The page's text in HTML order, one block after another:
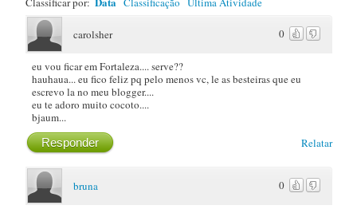
0
carolsher
eu vou ficar em Fortaleza.... serve??
hauhaua... eu fico feliz pq pelo menos vc, le as besteiras que eu
escrevo la no meu blogger....
eu te adoro muito cocoto....
bjaum...
Relatar
Responder
0
bruna